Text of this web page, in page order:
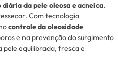
da pele oleosa e acneica,
Com tecnologia
controle da oleosidade
e na prevenção do surgimento
pele equilibrada, fresca e